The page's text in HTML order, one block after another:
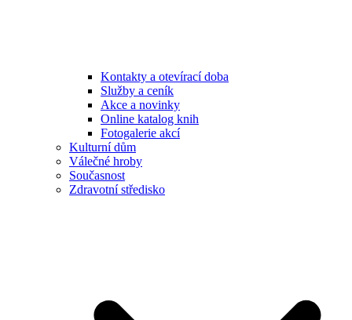
Kontakty a otevírací doba
Služby a ceník
Akce a novinky
Online katalog knih
Fotogalerie akcí
Kulturní dům
Válečné hroby
Současnost
Zdravotní středisko